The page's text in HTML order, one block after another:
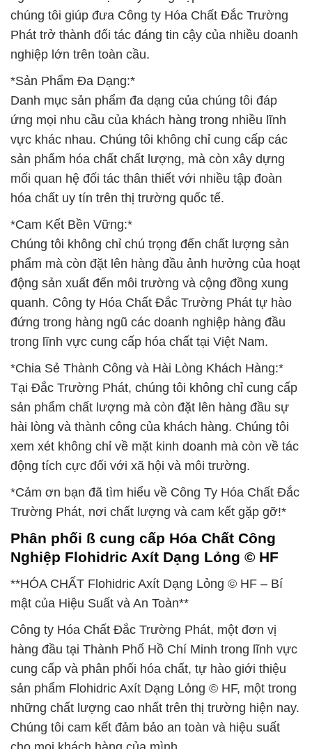
chúng tôi giúp đưa Công ty Hóa Chất Đắc Trường
Phát trở thành đối tác đáng tin cậy của nhiều doanh
nghiệp lớn trên toàn cầu.
*Sản Phẩm Đa Dạng:*
Danh mục sản phẩm đa dạng của chúng tôi đáp
ứng mọi nhu cầu của khách hàng trong nhiều lĩnh
vực khác nhau. Chúng tôi không chỉ cung cấp các
sản phẩm hóa chất chất lượng, mà còn xây dựng
mối quan hệ đối tác thân thiết với nhiều tập đoàn
hóa chất uy tín trên thị trường quốc tế.
*Cam Kết Bền Vững:*
Chúng tôi không chỉ chú trọng đến chất lượng sản
phẩm mà còn đặt lên hàng đầu ảnh hưởng của hoạt
động sản xuất đến môi trường và cộng đồng xung
quanh. Công ty Hóa Chất Đắc Trường Phát tự hào
đứng trong hàng ngũ các doanh nghiệp hàng đầu
trong lĩnh vực cung cấp hóa chất tại Việt Nam.
*Chia Sẻ Thành Công và Hài Lòng Khách Hàng:*
Tại Đắc Trường Phát, chúng tôi không chỉ cung cấp
sản phẩm chất lượng mà còn đặt lên hàng đầu sự
hài lòng và thành công của khách hàng. Chúng tôi
xem xét không chỉ về mặt kinh doanh mà còn về tác
động tích cực đối với xã hội và môi trường.
*Cảm ơn bạn đã tìm hiểu về Công Ty Hóa Chất Đắc
Trường Phát, nơi chất lượng và cam kết gặp gỡ!*
Phân phối ß cung cấp Hóa Chất Công
Nghiệp Flohidric Axít Dạng Lỏng © HF
**HÓA CHẤT Flohidric Axít Dạng Lỏng © HF – Bí
mật của Hiệu Suất và An Toàn**
Công ty Hóa Chất Đắc Trường Phát, một đơn vị
hàng đầu tại Thành Phố Hồ Chí Minh trong lĩnh vực
cung cấp và phân phối hóa chất, tự hào giới thiệu
sản phẩm Flohidric Axít Dạng Lỏng © HF, một trong
những chất lượng cao nhất trên thị trường hiện nay.
Chúng tôi cam kết đảm bảo an toàn và hiệu suất